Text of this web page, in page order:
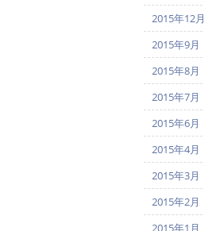
2015年12月
2015年9月
2015年8月
2015年7月
2015年6月
2015年4月
2015年3月
2015年2月
2015年1月